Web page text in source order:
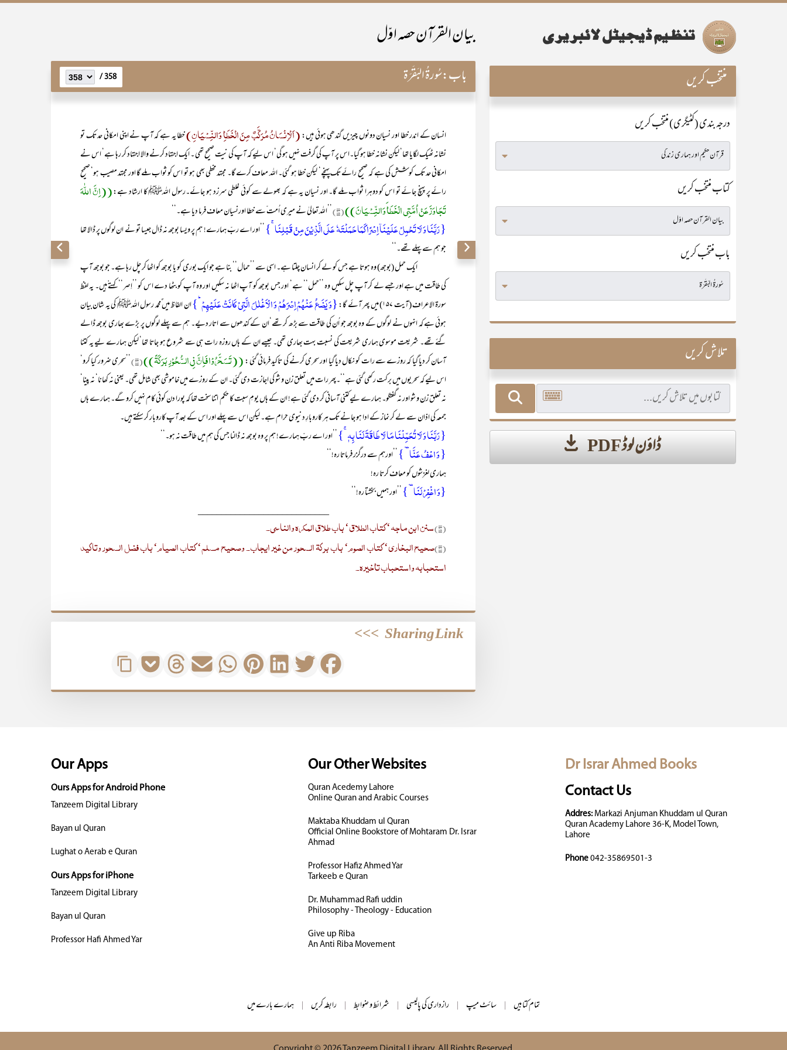
بیان القرآن حصہ اوّل
باب:سُورۃُ البَقَرَۃ 358 /
انسان کے اندر خطا اور نسیان دونوں چیزیں گندھی ہوئی ہیں:(اَلْاِنْسَانُ مُرَکَّبٌ مِنَ الْخَطَأِ وَالنِّسْیَانِ)خطا یہ ہے کہ آپ نے اپنی امکانی حد تک تو
نشانہ ٹھیک لگایا تھا‘ لیکن نشانہ خطا ہو گیا۔اس پر آپ کی گرفت نہیں ہو گی‘ اس لیے کہ آپ کی نیت صحیح تھی ۔ ایک اجتہاد کرنے والا اجتہاد کر رہا ہے‘ اس نے
امکانی حد تک کوشش کی ہے کہ صحیح رائے تک پہنچے‘ لیکن خطا ہو گئی۔ اللہ معاف کرے گا۔ مجتہد مخطی بھی ہو تو اس کو ثواب ملے گا اور مجتہد مصیب ہو‘ صحیح
رائے پر پہنچ جائے تو اس کو دوہرا ثواب ملے گا۔ اور نسیان یہ ہے کہ بھولے سے کوئی غلطی سرزد ہو جائے۔رسول اللہﷺ کا ارشاد ہے:((اِنَّ اللّٰہَ
تَجَاوَزَ عَنْ اُمَّتِی الْخَطَأَ وَالنِّسْیَانَ))(۳۷) ’’اللہ تعالیٰ نے میری اُمت ّسے خطا اورنسیان معاف فرما دیا ہے۔‘‘
{ رَبَّنَا وَ لَا تَحۡمِلۡ عَلَیۡنَاۤ اِصۡرًا کَمَا حَمَلۡتَہٗ عَلَی الَّذِیۡنَ مِنۡ قَبۡلِنَا ۚ} ’’اور اے ربّ ہمارے! ہم پر ویسا بوجھ نہ ڈال جیسا تو نے ان لوگوں پر ڈالا تھا
جو ہم سے پہلے تھے۔‘‘
ایک حمل (بوجھ) وہ ہوتا ہے جس کو لے کر انسان چلتا ہے۔ اسی سے ’’حمال‘‘ بنا ہے جو ایک بوری کو یا بوجھ کو اٹھا کر چل رہا ہے۔ جو بوجھ آپ
کی طاقت میں ہے اور جسے لے کر آپ چل سکیں وہ ’’حمل‘‘ ہے‘ اور جس بوجھ کو آپ اٹھا نہ سکیں اور وہ آپ کو بٹھا دے اس کو ’’اِصر‘‘ کہتے ْہیں۔ یہ لفظ
سورۃ الاعراف (آیت ۱۵۷) میں پھر آئے گا:
{وَ یَضَعُ عَنۡہُمۡ اِصۡرَہُمۡ وَ الۡاَغۡلٰلَ الَّتِیۡ کَانَتۡ عَلَیۡہِمۡ ؕ}ان الفاظ میں ٌمحمد رسول اللہﷺ کی یہ شان بیان
ہوئی ہے کہ انہوں نے لوگوں کے وہ بوجھ جو اُن کی طاقت سے بڑھ کر تھے‘ان کے کندھوں سے اتار دیے۔ ہم سے پہلے لوگوں پر بڑے بھاری بوجھ ڈالے
گئے تھے۔ شریعت موسوی ہماری شریعت کی نسبت بہت بھاری تھی۔ جیسے ان کے ہاں روزہ رات ہی سے شروع ہو جاتا تھا‘ لیکن ہمارے لیے یہ کتنا
آسان کر دیا گیا کہ روزے سے رات کو نکال دیا گیا اور سحری کرنے کی تاکید فرمائی گئی :((تَسَحَّرُوْا فَاِنَّ فِی السُّحُوْرِ بَرَکَۃً))(۳۸)
’’سحری ضرور کیا کرو‘
اس لیے کہ سحریوں میں برکت رکھی گئی ہے‘‘۔پھر رات میں تعلق زن و شو کی اجازت دی گئی۔ ان کے روزے میں خاموشی بھی شامل تھی۔ یعنی نہ کھانا‘ نہ پینا‘
نہ تعلق زن و شو اور نہ گفتگو۔ ہمارے لیے کتنی آسانی کر دی گئی ہے! ان کے ہاں یومِ سبت کا حکم اتنا سخت تھا کہ پورا دن کوئی کام نہیں کرو گے۔ ہمارے ہاں
جمعہ کی اذان سے لے کر نماز کے ادا ہو جانے تک ہر کاروبارِ دنیوی حرام ہے۔ لیکن اس سے پہلے اور اس کے بعد آپ کاروبار کر سکتے ہیں۔
{ رَبَّنَا وَ لَا تُحَمِّلۡنَا مَا لَا طَاقَۃَ لَنَا بِہٖ ۚ} ’’اور اے ربّ ہمارے! ہم پر وہ بوجھ نہ ڈالنا جس کی ہم میں طاقت نہ ہو۔‘‘
{ وَ اعۡفُ عَنَّا ٝ } ’’اورہم سے درگزر فرماتا رہ!‘‘
ہماری لغزشوں کو معاف کرتا رہ!
{وَ اغۡفِرۡ لَنَا ٝ } ’’اور ہمیں بخشتا رہ!‘‘
____________________________
(۳۷) سنن ابن ماجہ‘ کتاب الطلاق‘ باب طلاق المکرہ والناسی۔
(۳۸) صحیح البخاری‘ کتاب الصوم‘ باب برکۃ السحور من غیر ایجاب۔ وصحیح مسلم‘ کتاب الصیام‘ باب فضل السحور وتاکید
استحبابہ واستحباب تأخیرہ۔
Sharing Link
>>>
منتخب کریں
درجہ بندی (کٹیگری) منتخب کریں
کتاب منتخب کریں
باب منتخب کریں
تلاش کریں
ڈاؤن لوڈ PDF
Dr Israr Ahmed Books
Contact Us
Addres:Markazi Anjuman Khuddam ul Quran
Quran Academy Lahore 36-K, Model Town,
Lahore
Phone 042-35869501-3
Our Other Websites
Quran Acedemy Lahore
Online Quran and Arabic Courses
Maktaba Khuddam ul Quran
Official Online Bookstore of Mohtaram Dr. Israr
Ahmad
Professor Hafiz Ahmed Yar
Tarkeeb e Quran
Dr. Muhammad Rafi uddin
Philosophy - Theology - Education
Give up Riba
An Anti Riba Movement
Our Apps
Ours Apps for Android Phone
Tanzeem Digital Library
Bayan ul Quran
Lughat o Aerab e Quran
Ours Apps for iPhone
Tanzeem Digital Library
Bayan ul Quran
Professor Hafi Ahmed Yar
ہمارے بارے میں | رابطہ کریں | شرائط و ضوابط | رازداری کی پالیسی | سائٹ میپ | تمام کتابیں